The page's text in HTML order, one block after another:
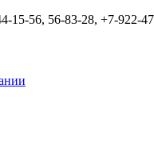
15-56, 56-83-28, +7-922-